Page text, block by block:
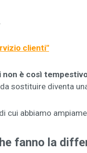
clienti"
è così
sostituire diventa
cui abbiamo
fanno la